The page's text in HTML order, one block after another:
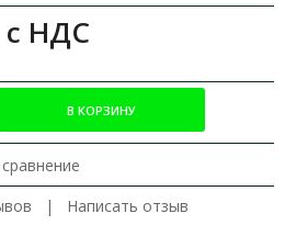
с НДС
| Написать отзыв